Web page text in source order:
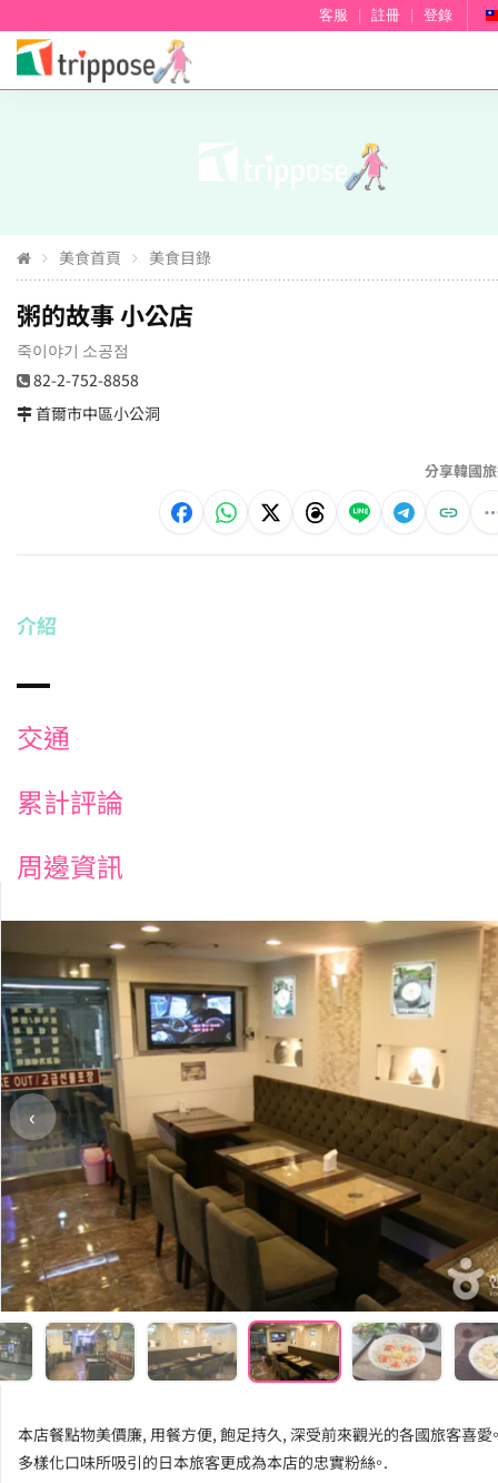
客服 註冊 登錄
美食首頁 美食目錄
粥的故事 小公店
죽이야기 소공점
82-2-752-8858
首爾市中區小公洞
分享韓國
介紹
交通
累計評論
周邊資訊
‹
本店餐點物美價廉, 用餐方便, 飽足持久, 深受前來觀光的各國旅客喜愛
多樣化口味所吸引的日本旅客更成為本店的忠實粉絲。.